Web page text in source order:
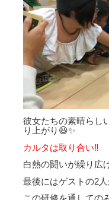
彼女たちの素晴らし
り上がり😆✨
カルタは取り合い‼️
白熱の闘いが繰り広
最後にはゲストの2人